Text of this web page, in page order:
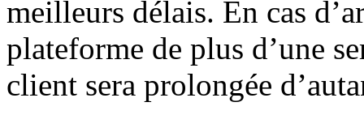
meilleurs délais. En cas
plateforme de plus d’une
client sera prolongée